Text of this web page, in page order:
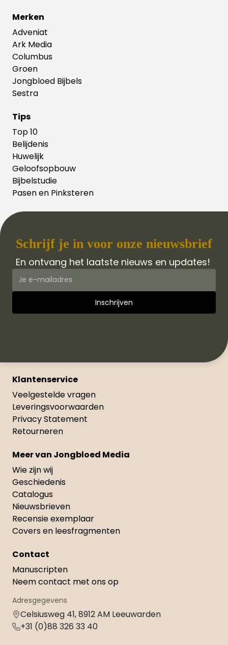
Merken
Adveniat
Ark Media
Columbus
Groen
Jongbloed Bijbels
Sestra
Tips
Top 10
Belijdenis
Huwelijk
Geloofsopbouw
Bijbelstudie
Pasen en Pinksteren
Schrijf je in voor onze nieuwsbrief
En ontvang het laatste nieuws en updates!
Klantenservice
Veelgestelde vragen
Leveringsvoorwaarden
Privacy Statement
Retourneren
Meer van Jongbloed Media
Wie zijn wij
Geschiedenis
Catalogus
Nieuwsbrieven
Recensie exemplaar
Covers en leesfragmenten
Contact
Manuscripten
Neem contact met ons op
Adresgegevens
Celsiusweg 41, 8912 AM Leeuwarden
+31 (0)88 326 33 40